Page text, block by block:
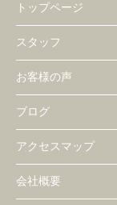
トップページ
スタッフ
お客様の声
ブログ
アクセスマップ
会社概要